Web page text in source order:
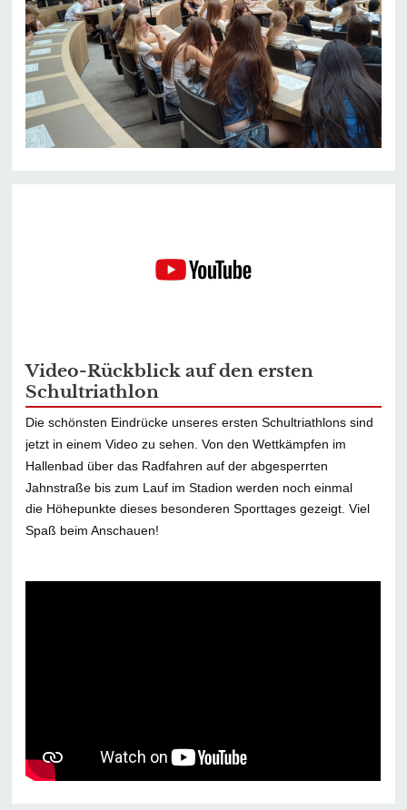
Video-Rückblick auf den ersten
Schultriathlon
Die schönsten Eindrücke unseres ersten Schultriathlons sind
jetzt in einem Video zu sehen. Von den Wettkämpfen im
Hallenbad über das Radfahren auf der abgesperrten
Jahnstraße bis zum Lauf im Stadion werden noch einmal
die Höhepunkte dieses besonderen Sporttages gezeigt. Viel
Spaß beim Anschauen!